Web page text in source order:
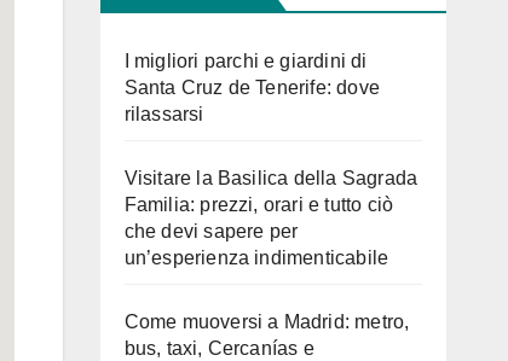
I migliori parchi e giardini di
Santa Cruz de Tenerife: dove
rilassarsi
Visitare la Basilica della Sagrada
Familia: prezzi, orari e tutto ciò
che devi sapere per
un’esperienza indimenticabile
Come muoversi a Madrid: metro,
bus, taxi, Cercanías e